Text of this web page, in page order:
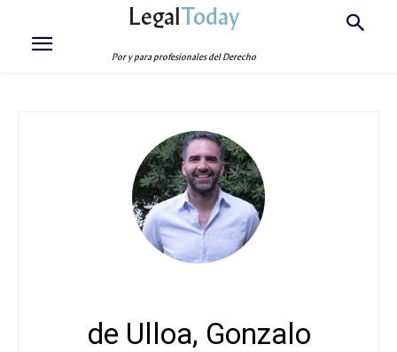
LegalToday
Por y para profesionales del Derecho
de Ulloa, Gonzalo